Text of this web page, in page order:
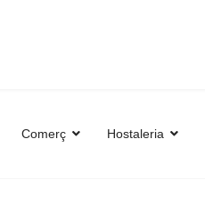
Comerç Hostaleria